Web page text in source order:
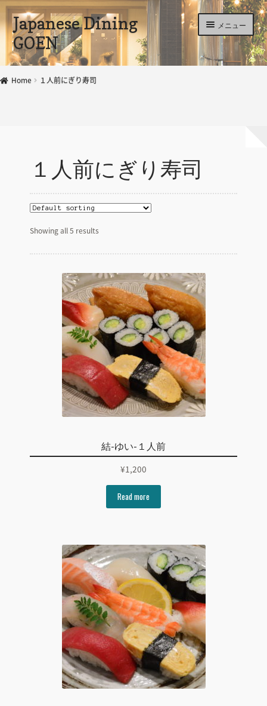
ナ
ビ
ゲ
ー
ョ
コ
ン
テ
ン
へ
Japanese Dining
GOEN
メニュー
GOEN本サイト
Home １人前にぎり寿司
１人前にぎり寿司
Showing all 5 results
結-ゆい-１人前
¥1,200
Read more